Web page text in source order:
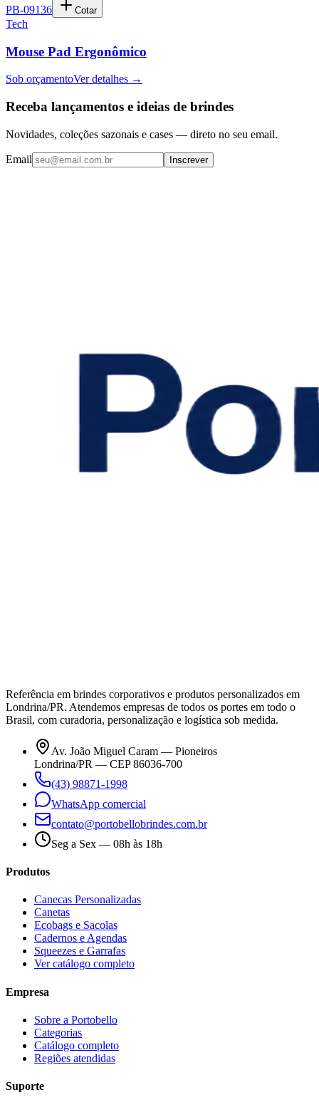
PB-09136 Cotar
Tech
Mouse Pad Ergonômico
Sob orçamentoVer detalhes →
Receba lançamentos e ideias de brindes
Novidades, coleções sazonais e cases — direto no seu email.
Email Inscrever
Referência em brindes corporativos e produtos personalizados em
Londrina/PR. Atendemos empresas de todos os portes em todo o
Brasil, com curadoria, personalização e logística sob medida.
Av. João Miguel Caram — Pioneiros
Londrina/PR — CEP 86036-700
(43) 98871-1998
WhatsApp comercial
contato@portobellobrindes.com.br
Seg a Sex — 08h às 18h
Produtos
Canecas Personalizadas
Canetas
Ecobags e Sacolas
Cadernos e Agendas
Squeezes e Garrafas
Ver catálogo completo
Empresa
Sobre a Portobello
Categorias
Catálogo completo
Regiões atendidas
Suporte